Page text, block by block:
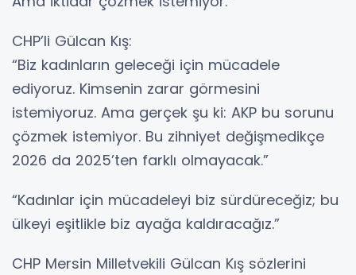
CHP’li Gülcan Kış:
“Biz kadınların geleceği için mücadele
ediyoruz. Kimsenin zarar görmesini
istemiyoruz. Ama gerçek şu ki: AKP bu sorunu
çözmek istemiyor. Bu zihniyet değişmedikçe
2026 da 2025’ten farklı olmayacak.”
“Kadınlar için mücadeleyi biz sürdüreceğiz; bu
ülkeyi eşitlikle biz ayağa kaldıracağız.”
CHP Mersin Milletvekili Gülcan Kış sözlerini